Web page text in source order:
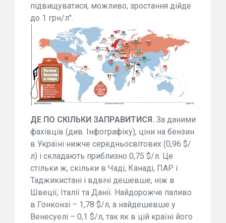
підвищуватися, можливо, зростання дійде
до 1 грн/л".
ДЕ ПО СКІЛЬКИ ЗАПРАВИТИСЯ. За даними
фахівців (див. Інфографіку), ціни на бензин
в Україні нижче середньосвітових (0,96 $/
л) і складають приблизно 0,75 $/л. Це
стільки ж, скільки в Чаді, Канаді, ПАР і
Таджикистані і вдвічі дешевше, ніж в
Швеції, Італії та Данії. Найдорожче паливо
в Гонконзі – 1,78 $/л, а найдешевше у
Венесуелі – 0,1 $/л, так як в цій країні його